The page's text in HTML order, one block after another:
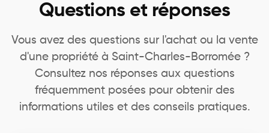
Questions et réponses
Vous avez des questions sur l'achat ou la vente
d'une propriété à Saint-Charles-Borromée ?
Consultez nos réponses aux questions
fréquemment posées pour obtenir des
informations utiles et des conseils pratiques.